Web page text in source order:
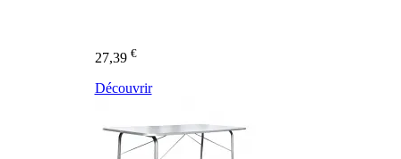
27,39 €
Découvrir